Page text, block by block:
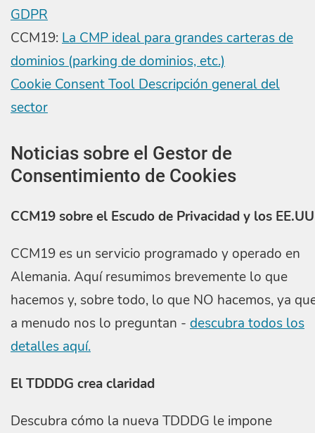
GDPR
CCM19: La CMP ideal para grandes carteras de
dominios (parking de dominios, etc.)
Cookie Consent Tool Descripción general del
sector
Noticias sobre el Gestor de
Consentimiento de Cookies
CCM19 sobre el Escudo de Privacidad y los EE.UU
CCM19 es un servicio programado y operado en
Alemania. Aquí resumimos brevemente lo que
hacemos y, sobre todo, lo que NO hacemos, ya
a menudo nos lo preguntan - descubra todos los
detalles aquí.
El TDDDG crea claridad
Descubra cómo la nueva TDDDG le impone